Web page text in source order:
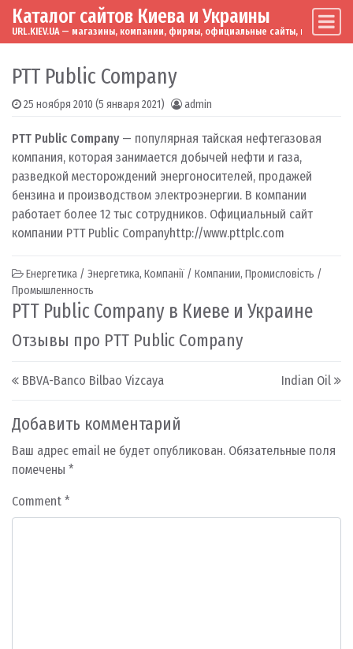
Skip to content
Main Navigation
Каталог сайтов Киева и Украины
URL.KIEV.UA — магазины, компании, фирмы, официальные сайты, мировые
PTT Public Company
25 ноября 2010 (5 января 2021) admin
PTT Public Company— популярная тайская нефтегазовая
компания, которая занимается добычей нефти и газа,
разведкой месторождений энергоносителей, продажей
бензина и производством электроэнергии. В компании
работает более 12 тыс сотрудников. Официальный сайт
компании PTT Public Companyhttp://www.pttplc.com
Енергетика / Энергетика, Компанії / Компании, Промисловість /
Промышленность
PTT Public Company в Киеве и Украине
Отзывы про PTT Public Company
Post navigation
BBVA-Banco Bilbao Vizcaya Indian Oil
Добавить комментарий
Ваш адрес email не будет опубликован. Обязательные поля
помечены *
Comment *